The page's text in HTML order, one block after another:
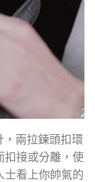
兩拉鍊頭扣環
扣接或分離，使
士看上你帥氣的